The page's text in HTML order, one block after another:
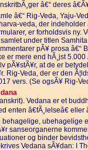
â€“ deres
â€“ Rig-Veda, Yaju-
veda, der indeholder
er forholdsvis ny.
under titlen
pÃ¥ prosa â€“
er mere end hÃ¸jst
pÃ¥stÃ¥r, at de er
Rig-Veda, der er den
vers. (Se ogsÃ¥ Rig-
Vedana er et
enten â€fÃ¸lelseâ€
behagelige, ubehagelige
sanseorganerne
og binder
Vedana sÃ¥dan: I